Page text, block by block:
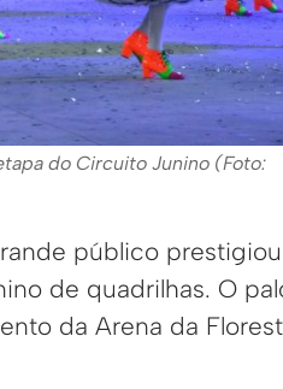
do Circuito Junino (Foto:
público
de quadrilhas. O
da Arena da